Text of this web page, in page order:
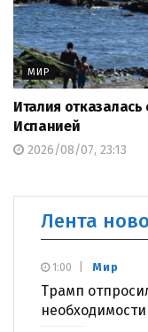
МИР
Италия
Испанией
2026/08/07, 23:13
Лента
Мир
Трамп
1:00